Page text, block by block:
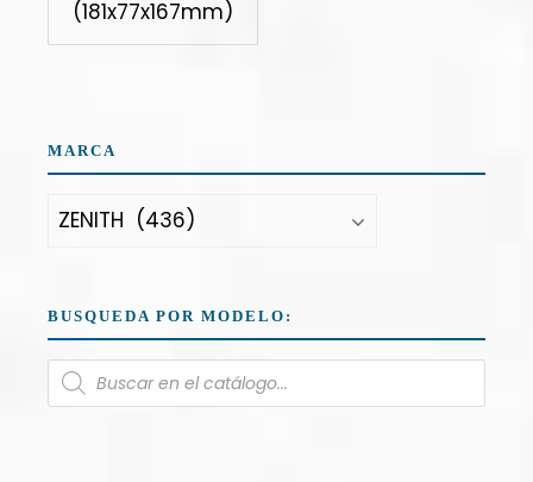
(181x77x167mm)
MARCA
BUSQUEDA POR MODELO: